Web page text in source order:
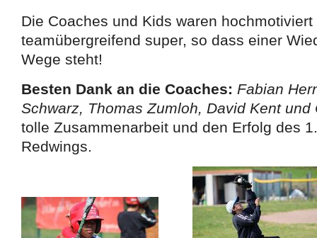
Die Coaches und Kids waren
teamübergreifend super, so dass einer
Wege steht!
Besten Dank an die Coaches: Fabian
Schwarz, Thomas Zumloh, David Kent und
tolle Zusammenarbeit und den Erfolg des
Redwings.